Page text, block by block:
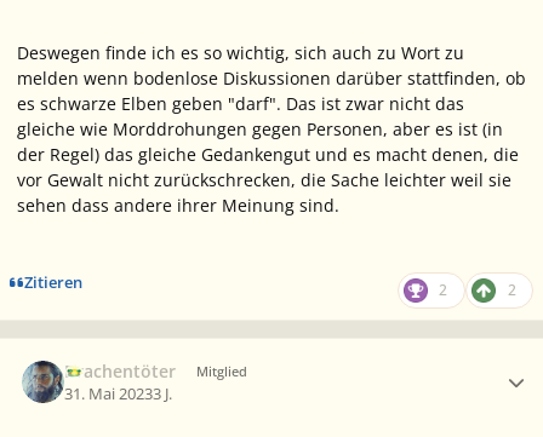
Deswegen finde ich es so wichtig, sich auch zu Wort zu
melden wenn bodenlose Diskussionen darüber stattfinden, ob
es schwarze Elben geben "darf". Das ist zwar nicht das
gleiche wie Morddrohungen gegen Personen, aber es ist (in
der Regel) das gleiche Gedankengut und es macht denen, die
vor Gewalt nicht zurückschrecken, die Sache leichter weil sie
sehen dass andere ihrer Meinung sind.
Zitieren 2 2
Drachentöter Mitglied
31. Mai 20233 J.